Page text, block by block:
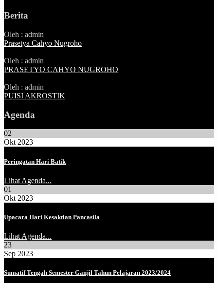
Berita
Oleh : admin
Prasetya Cahyo Nugroho
Oleh : admin
PRASETYO CAHYO NUGROHO
Oleh : admin
PUISI AKROSTIK
Agenda
02
Okt 2023
Peringatan Hari Batik
Lihat Agenda...
01
Okt 2023
Upacara Hari Kesaktian Pancasila
Lihat Agenda...
23
Sep 2023
Sumatif Tengah Semester Ganjil Tahun Pelajaran 2023/2024